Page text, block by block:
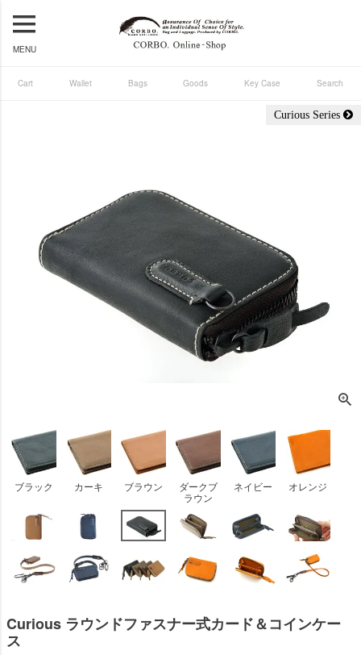
MENU
Cart Wallet Bags Goods Key Case Search
Curious Series
ブラック カーキ ブラウン
ダークブ
ラウン
ネイビー オレンジ
Curious ラウンドファスナー式カード＆コインケー
ス